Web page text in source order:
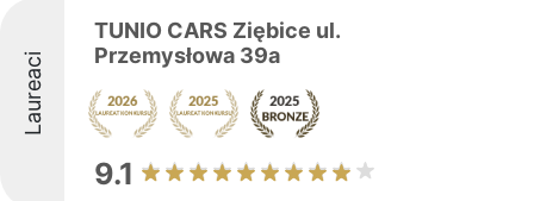
Laureaci
TUNIO CARS Ziębice ul.
Przemysłowa 39a
9.1